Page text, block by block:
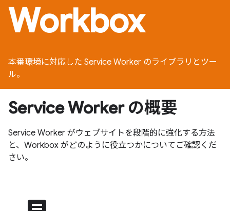
Workbox
本番環境に対応した Service Worker のライブラリとツー
ル。
Service Worker の概要
Service Worker がウェブサイトを段階的に強化する方法
と、Workbox がどのように役立つかについてご確認くだ
さい。